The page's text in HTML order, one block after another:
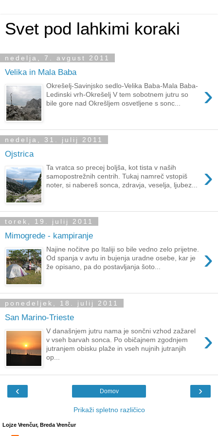
Svet pod lahkimi koraki
nedelja, 7. avgust 2011
Velika in Mala Baba
›
Okrešelj-Savinjsko sedlo-Velika Baba-Mala Baba-
Ledinski vrh-Okrešelj V tem sobotnem jutru so
bile gore nad Okrešljem osvetljene s sonc...
nedelja, 31. julij 2011
Ojstrica
›
Ta vratca so precej boljša, kot tista v naših
samopostrežnih centrih. Tukaj namreč vstopiš
noter, si nabereš sonca, zdravja, veselja, ljubez...
torek, 19. julij 2011
Mimogrede - kampiranje
›
Najine nočitve po Italiji so bile vedno zelo prijetne.
Od spanja v avtu in bujenja uradne osebe, kar je
že opisano, pa do postavljanja šoto...
ponedeljek, 18. julij 2011
San Marino-Trieste
›
V današnjem jutru nama je sončni vzhod zažarel
v vseh barvah sonca. Po običajnem zgodnjem
jutranjem obisku plaže in vseh nujnih jutranjih
op...
‹ ›
Domov
Prikaži spletno različico
Lojze Vrenčur, Breda Vrenčur